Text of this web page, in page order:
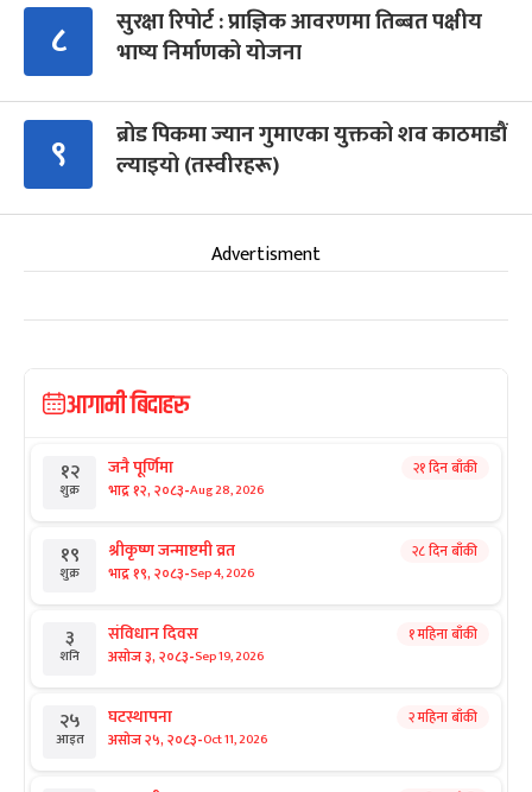
८
सुरक्षा रिपोर्ट : प्राज्ञिक आवरणमा तिब्बत पक्षीय
भाष्य निर्माणको योजना
९
ब्रोड पिकमा ज्यान गुमाएका युक्तको शव काठमाडौं
ल्याइयो (तस्वीरहरू)
Advertisment
आगामी बिदाहरु
१२
शुक्र
जनै पूर्णिमा
भाद्र १२, २०८३-Aug 28, 2026
२१ दिन बाँकी
१९
शुक्र
श्रीकृष्ण जन्माष्टमी व्रत
भाद्र १९, २०८३-Sep 4, 2026
२८ दिन बाँकी
३
शनि
संविधान दिवस
असोज ३, २०८३-Sep 19, 2026
१ महिना बाँकी
२५
आइत
घटस्थापना
असोज २५, २०८३-Oct 11, 2026
२ महिना बाँकी